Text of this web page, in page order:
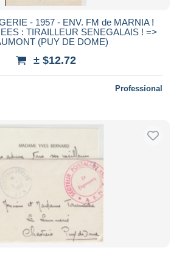
- 1957 - ENV. FM de MARNIA !
: TIRAILLEUR SENEGALAIS ! =>
(PUY DE DOME)
± $12.72
Professional